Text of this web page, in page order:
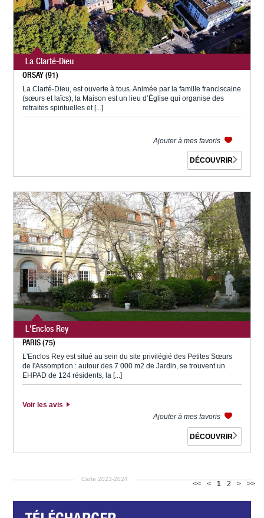
La Clarté-Dieu
ORSAY (91)
La Clarté-Dieu, est ouverte à tous. Animée par la famille franciscaine
(sœurs et laïcs), la Maison est un lieu d’Église qui organise des
retraites spirituelles et [...]
Ajouter à mes favoris
DÉCOUVRIR
L'Enclos Rey
PARIS (75)
L'Enclos Rey est situé au sein du site privilégié des Petites Sœurs
de l'Assomption : autour des 7 000 m2 de Jardin, se trouvent un
EHPAD de 124 résidents, la [...]
Voir les avis
Ajouter à mes favoris
DÉCOUVRIR
<< < 1 2 > >>
Carte 2023-2024